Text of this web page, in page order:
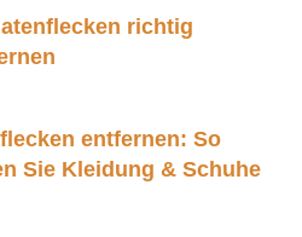
richtig
entfernen: So
Sie Kleidung & Schuhe